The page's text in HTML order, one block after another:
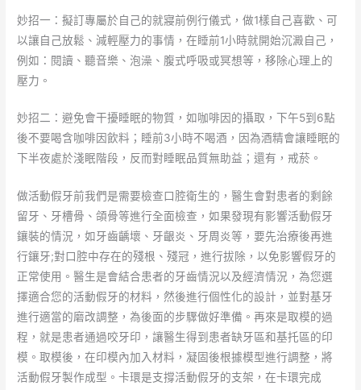
妙招一：擬訂專屬於自己的就寢前例行儀式，做1樣自己喜歡、可
以讓自己放鬆、減輕壓力的事情，在睡前1小時就開始沉澱自己，
例如：閱讀、聽音樂、泡澡、腹式呼吸或冥想等，移除心理上的
壓力。
妙招二：避免會干擾睡眠的物質，如咖啡因的攝取，下午5到6點
後不要喝含咖啡因飲料；睡前3小時不喝酒，因為酒精會讓睡眠的
下半夜處於淺眠階段，反而對睡眠品質無助益；還有，戒菸。
做活動假牙前我們是需要檢查口腔衛生的，醫生會對患者的剩餘
留牙、牙槽骨、頜骨等進行全面檢查，如果發現有影響活動假牙
鑲裝的情況，如牙齒齲壞、牙齦炎、牙周炎等，要先治療後再進
行鑲牙;對口腔中存在的殘根、殘冠，進行拔除，以免影響假牙的
正常使用。醫生是會結合患者的牙齒情況以及經濟情況，為您選
擇適合您的活動假牙的材料，然後進行個性化的設計，並對基牙
進行適當的磨改調整，為後面的步驟做好準備。再來是取模的過
程，就是患者通過咬牙印，讓醫生得到患者缺牙區和基托區的印
模。取模後，在印模內加入材料，凝固後根據模型進行調整，將
活動假牙製作成型。卡環是支撐活動假牙的支架，在卡環完成